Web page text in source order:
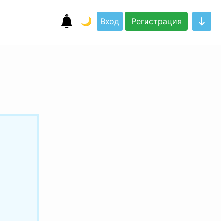
🌙 Вход Регистрация